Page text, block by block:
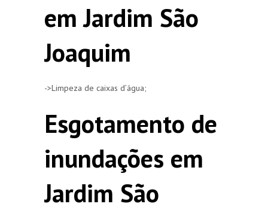
em Jardim São
Joaquim
->Limpeza de caixas d’água;
Esgotamento de
inundações em
Jardim São